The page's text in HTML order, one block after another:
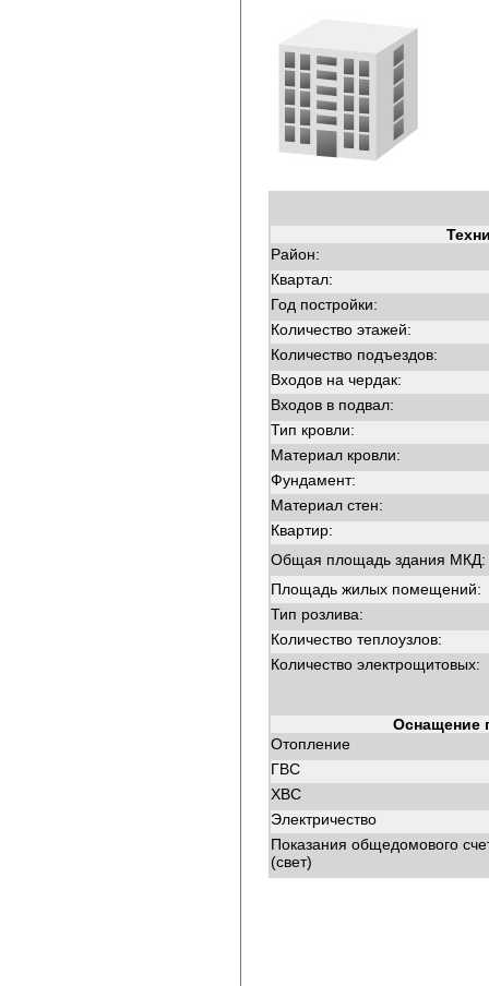
Район:
Квартал:
Год постройки:
Количество этажей:
Количество подъездов:
Входов на чердак:
Входов в подвал:
Тип кровли:
Материал кровли:
Фундамент:
Материал стен:
Квартир:
Общая площадь здания МКД:
Площадь жилых помещений:
Тип розлива:
Количество теплоузлов:
Количество электрощитовых:
Оснащение
Отопление
ГВС
ХВС
Электричество
Показания общедомового
(свет)